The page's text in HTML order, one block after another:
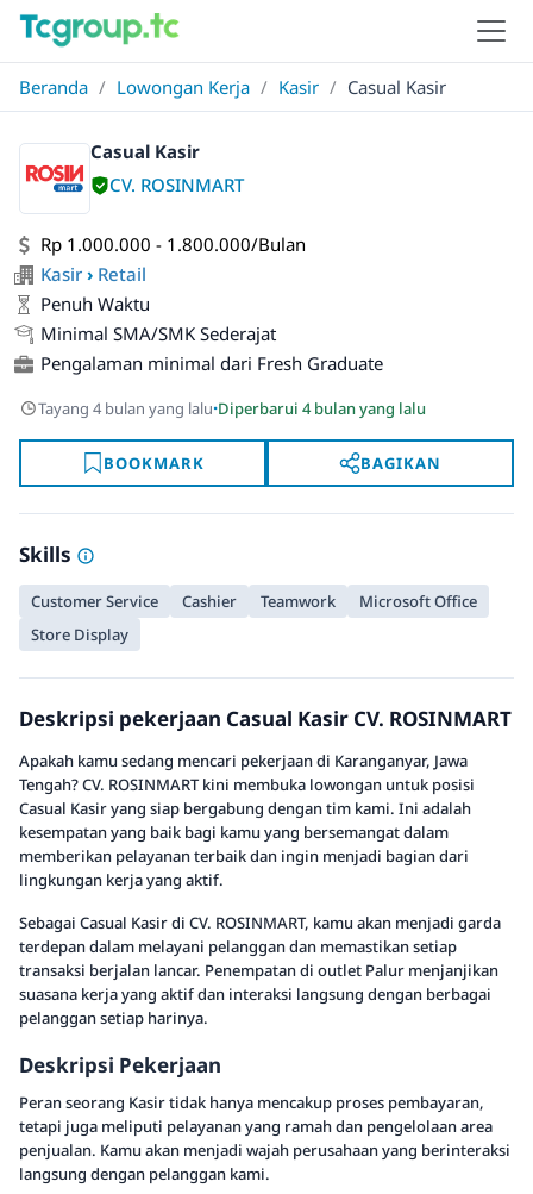
Beranda / Lowongan Kerja / Kasir / Casual Kasir
Casual Kasir
CV. ROSINMART
Rp 1.000.000 - 1.800.000/Bulan
Kasir › Retail
Penuh Waktu
Minimal SMA/SMK Sederajat
Pengalaman minimal dari Fresh Graduate
Tayang 4 bulan yang lalu·Diperbarui 4 bulan yang lalu
BOOKMARK BAGIKAN
Skills
Customer Service Cashier Teamwork
Microsoft Office
Store Display
Deskripsi pekerjaan Casual Kasir CV. ROSINMART
Apakah kamu sedang mencari pekerjaan di Karanganyar, Jawa
Tengah? CV. ROSINMART kini membuka lowongan untuk posisi
Casual Kasir yang siap bergabung dengan tim kami. Ini adalah
kesempatan yang baik bagi kamu yang bersemangat dalam
memberikan pelayanan terbaik dan ingin menjadi bagian dari
lingkungan kerja yang aktif.
Sebagai Casual Kasir di CV. ROSINMART, kamu akan menjadi garda
terdepan dalam melayani pelanggan dan memastikan setiap
transaksi berjalan lancar. Penempatan di outlet Palur menjanjikan
suasana kerja yang aktif dan interaksi langsung dengan berbagai
pelanggan setiap harinya.
Deskripsi Pekerjaan
Peran seorang Kasir tidak hanya mencakup proses pembayaran,
tetapi juga meliputi pelayanan yang ramah dan pengelolaan area
penjualan. Kamu akan menjadi wajah perusahaan yang berinteraksi
langsung dengan pelanggan kami.